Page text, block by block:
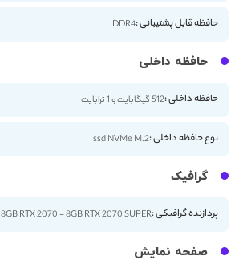
حافظه قابل پشتیبانی :DDR4
حافظه داخلی
حافظه داخلی :512 گیگابایت و 1 ترابایت
نوع حافظه داخلی :ssd NVMe M.2
گرافیک
پردازنده گرافیکی :8GB RTX 2070 - 8GB RTX 2070 SUPER
صفحه نمایش